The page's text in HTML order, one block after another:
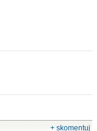
+ skomentuj